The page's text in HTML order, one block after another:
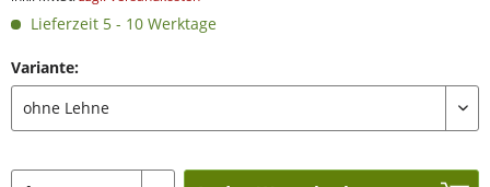
Lieferzeit 5 - 10 Werktage
Variante: